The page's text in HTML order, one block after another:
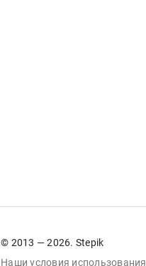
© 2013 — 2026. Stepik
Наши условия использования